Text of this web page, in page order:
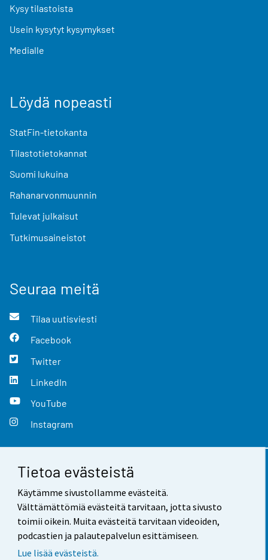
Tietoa evästeistä
Käytämme sivustollamme evästeitä.
Välttämättömiä evästeitä tarvitaan, jotta sivusto
toimii oikein. Muita evästeitä tarvitaan videoiden,
podcastien ja palautepalvelun esittämiseen.
Lue lisää evästeistä.
Kysy tilastoista
Usein kysytyt kysymykset
Medialle
Löydä nopeasti
StatFin-tietokanta
Tilastotietokannat
Suomi lukuina
Rahanarvonmuunnin
Tulevat julkaisut
Tutkimusaineistot
Seuraa meitä
Tilaa uutisviesti
Facebook
Twitter
LinkedIn
YouTube
Instagram
Yhteystiedot
Palaute
Käyttöehdot